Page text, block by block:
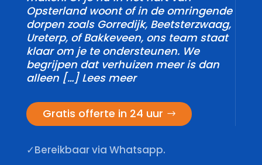
Opsterland woont of in de omringende
dorpen zoals Gorredijk, Beetsterzwaag,
Ureterp, of Bakkeveen, ons team staat
klaar om je te ondersteunen.​ We
begrijpen dat verhuizen meer is dan
alleen […] Lees meer
Gratis offerte in 24 uur
✓Bereikbaar via Whatsapp.